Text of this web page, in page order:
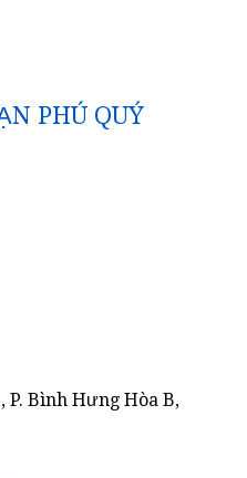
PHÚ QUÝ
P. Bình Hưng Hòa B,